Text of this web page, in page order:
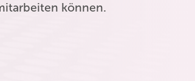
können.